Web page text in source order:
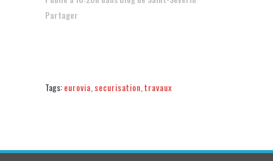
Partager
Tags:eurovia securisation travaux